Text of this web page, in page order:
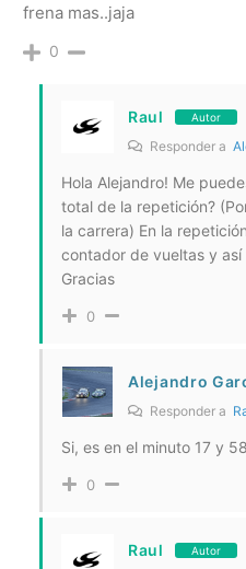
frena mas..jaja
0
Raul Autor
Responder a
Hola Alejandro! Me
total de la repetición?
la carrera) En la
contador de vueltas y
Gracias
0
Alejandro
Responder a
Si, es en el minuto 17 y
0
Raul Autor